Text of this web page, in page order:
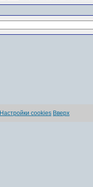
Настройки cookies Вверх